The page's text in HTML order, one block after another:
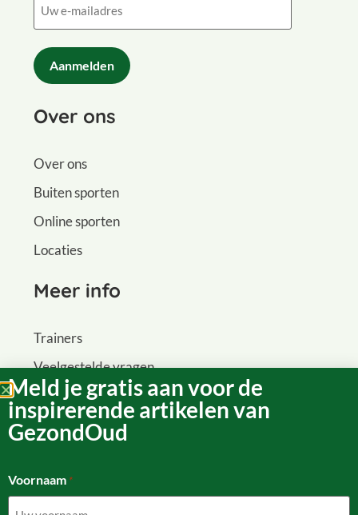
CAPTCHA
Over ons
Over ons
Buiten sporten
Online sporten
Locaties
Meer info
Trainers
Veelgestelde vragen
Werken bij
Contact
Meld je gratis aan voor de
inspirerende artikelen van
GezondOud
Voornaam *